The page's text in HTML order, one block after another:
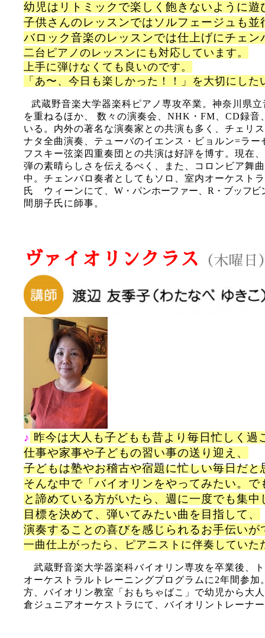
幼児はリトミックで楽しく飽きないように遊
子供さんのレッスンではソルフェージュも並
バロック音楽のレッスンでは仕上げにチェン
二台ピアノのレッスンにも対応しています。
上手に弾けなくても良いのです。
「あ〜、今日も楽しかった！！」を大切にし
武蔵野音楽大学器楽科ピアノ専攻卒業。神奈川県
を重ねるほか、 数々の演奏会、NHK・FM、CD録
いる。内外の著名な演奏家との共演も多く、チェリ
ナタ全曲演奏、テューバのイエンス・ビョルン=ラ
フスキー弦楽四重奏団との共演は好評を博す。現在
弾の素晴らしさを伝えるべく、また、コロンビア舞
中。チェンバロ奏者としてもソロ、室内オーケスト
氏 ウィーンにて、 W・パンホーファー、R・ブッフビ
間朋子氏に師事。
ヴァイオリンクラス （木曜日
♪ 昨今は大人も子どもも昔より毎日忙しく過
仕事や家事や子どもの習い事の送り迎え、
子どもは塾やお稽古や宿題に忙しい毎日だと
そんな中で「バイオリンをやってみたい。
と諦めている方がいたら、週に一度でも集
目標を決めて、弾いてみたい曲を目指して、
演奏することの喜びを感じられるお手伝い
一曲仕上がったら、ピアニストに伴奏していた
武蔵野音楽大学器楽科バイオリン専攻を卒業後、
オーケストラルトレーニングプログラムに2年間参
方、バイオリン教室「おもちゃばこ」で幼児から大
倉ジュニアオーケストラにて、バイオリントレーナ